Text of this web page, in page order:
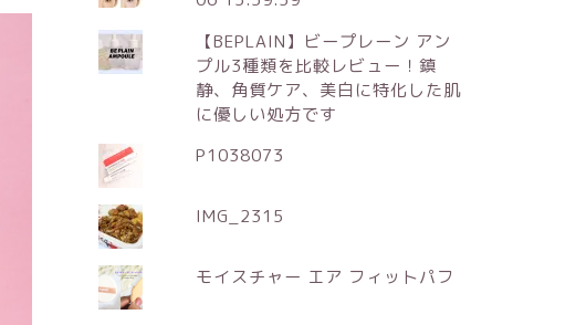
【BEPLAIN】ビープレーン アン
プル3種類を比較レビュー！鎮
静、角質ケア、美白に特化した肌
に優しい処方です
P1038073
IMG_2315
モイスチャー エア フィットパフ